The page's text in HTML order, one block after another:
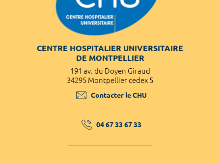
CENTRE HOSPITALIER UNIVERSITAIRE
DE MONTPELLIER
191 av. du Doyen Giraud
34295 Montpellier cedex 5
Contacter le CHU
04 67 33 67 33